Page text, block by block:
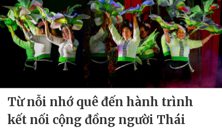
Từ nỗi nhớ quê đến hành trình
kết nối cộng đồng người Thái